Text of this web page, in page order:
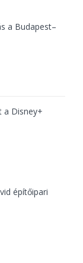
a Budapest–
a Disney+
építőipari